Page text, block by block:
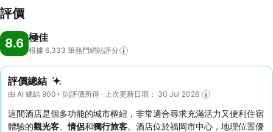
評價
8.6 極佳
根據 6,333 筆熱門網站評分
評價總結
由 AI 總結 900+ 則評價所得 · 上次更新日期： 30 Jul 2026
這間酒店是個多功能的城市樞紐，非常適合尋求充滿活力又便利住宿
體驗的觀光客 、情侶和獨行旅客。酒店位於福岡市中心，地理位置優